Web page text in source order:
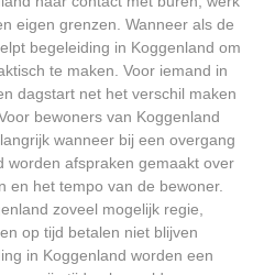
eigen grenzen. Wanneer als de
begeleiding in Koggenland om
te maken. Voor iemand in
dagstart net het verschil maken
bewoners van Koggenland
wanneer bij een overgang
worden afspraken gemaakt over
en het tempo van de bewoner.
zoveel mogelijk regie,
op tijd betalen niet blijven
in Koggenland worden een